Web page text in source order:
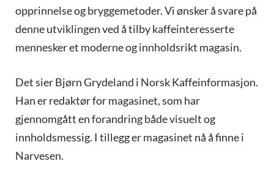
opprinnelse og bryggemetoder. Vi ønsker å svare på
denne utviklingen ved å tilby kaffeinteresserte
mennesker et moderne og innholdsrikt magasin.
Det sier Bjørn Grydeland i Norsk Kaffeinformasjon.
Han er redaktør for magasinet, som har
gjennomgått en forandring både visuelt og
innholdsmessig. I tillegg er magasinet nå å finne i
Narvesen.